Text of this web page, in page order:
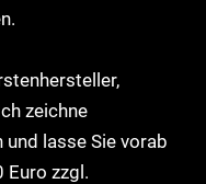
zeichne
lasse Sie vorab
Euro zzgl.